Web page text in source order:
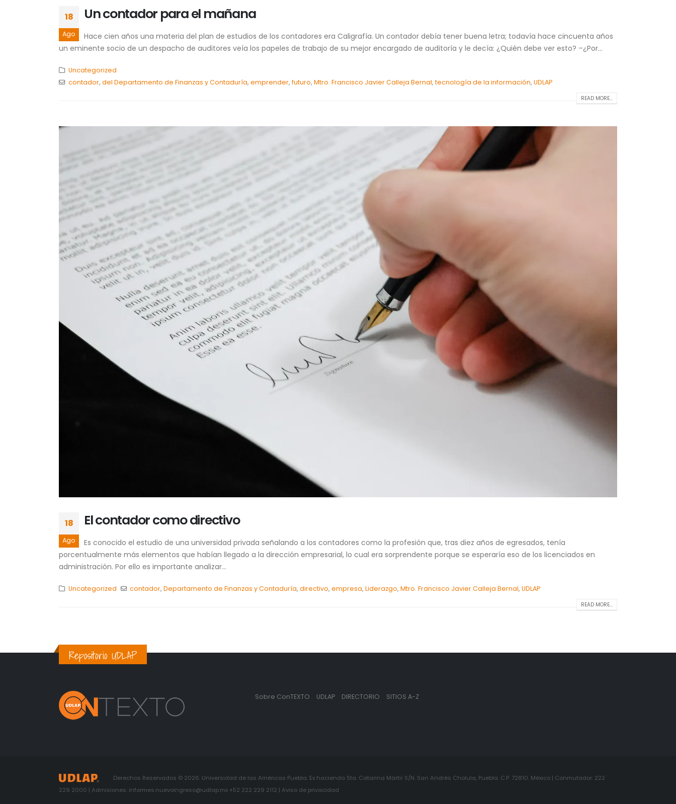
18
Ago
Un contador para el mañana
Hace cien años una materia del plan de estudios de los contadores era Caligrafía. Un contador debía tener buena letra; todavía hace cincuenta años
un eminente socio de un despacho de auditores veía los papeles de trabajo de su mejor encargado de auditoría y le decía: ¿Quién debe ver esto? –¿Por...
Uncategorized
contador, del Departamento de Finanzas y Contaduría, emprender, futuro, Mtro. Francisco Javier Calleja Bernal, tecnología de la información, UDLAP
READ MORE...
18
Ago
El contador como directivo
Es conocido el estudio de una universidad privada señalando a los contadores como la profesión que, tras diez años de egresados, tenía
porcentualmente más elementos que habían llegado a la dirección empresarial, lo cual era sorprendente porque se esperaría eso de los licenciados en
administración. Por ello es importante analizar...
Uncategorized contador,Departamento de Finanzas y Contaduría,directivo,empresa,Liderazgo,Mtro. Francisco Javier Calleja Bernal,UDLAP
READ MORE...
Repositorio UDLAP
Sobre ConTEXTO UDLAP DIRECTORIO SITIOS A-Z
Derechos Reservados © 2026. Universidad de las Américas Puebla. Ex hacienda Sta. Catarina Mártir S/N. San Andrés Cholula, Puebla. C.P. 72810. México | Conmutador: 222
229 2000 | Admisiones: informes.nuevoingreso@udlap.mx +52 222 229 2112 | Aviso de privacidad